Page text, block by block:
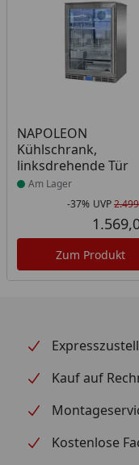
NAPOLEON
Kühlschrank,
linksdrehende Tür
Produkt am Lager
Am Lager
-37% UVP
Zum Produkt
Kauf auf
Kostenlose